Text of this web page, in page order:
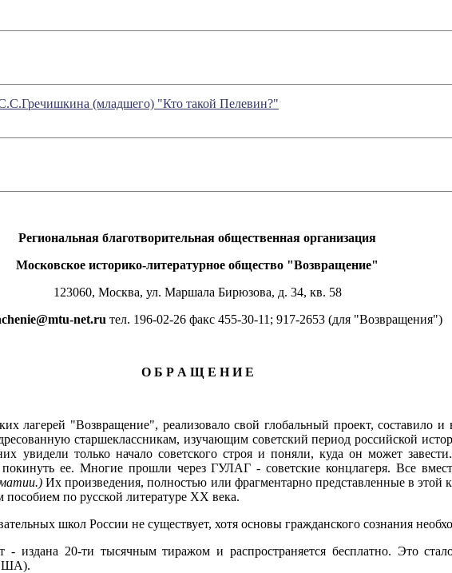
(младшего) "Кто такой Пелевин?"
Региональная благотворительная общественная организация
Московское историко-литературное общество "Возвращение"
123060, Москва, ул. Маршала Бирюзова, д. 34, кв. 58
net.ru тел. 196-02-26 факс 455-30-11; 917-2653 (для "Возвращения")
О Б Р А Щ Е Н И Е
лагерей "Возвращение", реализовало свой глобальный проект, составило
старшеклассникам, изучающим советский период российской
увидели только начало советского строя и поняли, куда он может
ее. Многие прошли через ГУЛАГ - советские концлагеря. Все
Их произведения, полностью или фрагментарно представленные в этой
по русской литературе ХХ века.
школ России не существует, хотя основы гражданского сознания
- издана 20-ти тысячным тиражом и распространяется бесплатно. Это